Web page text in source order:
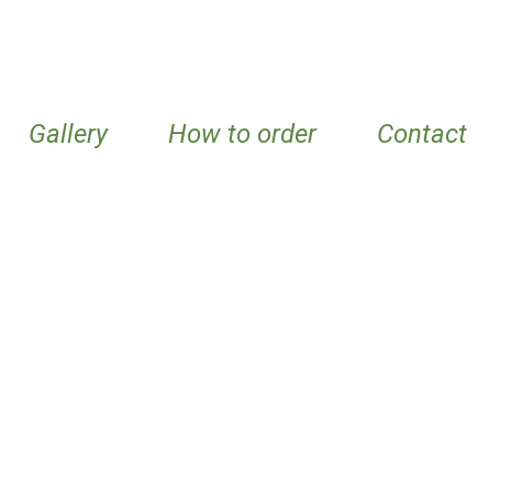
Gallery How to order Contact